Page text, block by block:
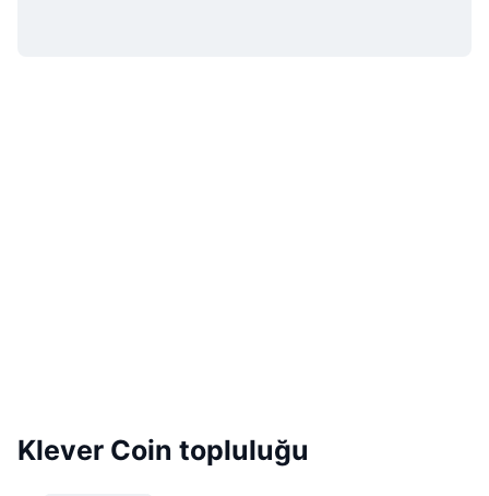
Klever Coin topluluğu